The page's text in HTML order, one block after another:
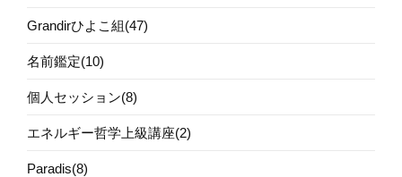
Grandirひよこ組(47)
名前鑑定(10)
個人セッション(8)
エネルギー哲学上級講座(2)
Paradis(8)